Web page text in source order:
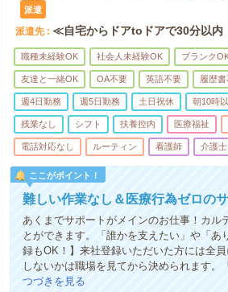
派遣
派遣先 ≪自宅からドアtoドアで30分以内
職種未経験OK 社会人未経験OK ブランク
友達と一緒OK OA不要 英語不要 履歴
週4日勤務 週5日勤務 土日祝休 朝10時
残業なし シフト 扶養控内 医療福祉
電話対応なし ルーティン 看護師 介護士
ここがポイント！
難しい作業なし＆医療行為ゼロの
あくまでサポートがメインのお仕事！カル
とができます。「誰かを支えたい」や「
録もOK！】来社登録いただいた方には全
しないかは職場を見てから決められます
つづきを見る